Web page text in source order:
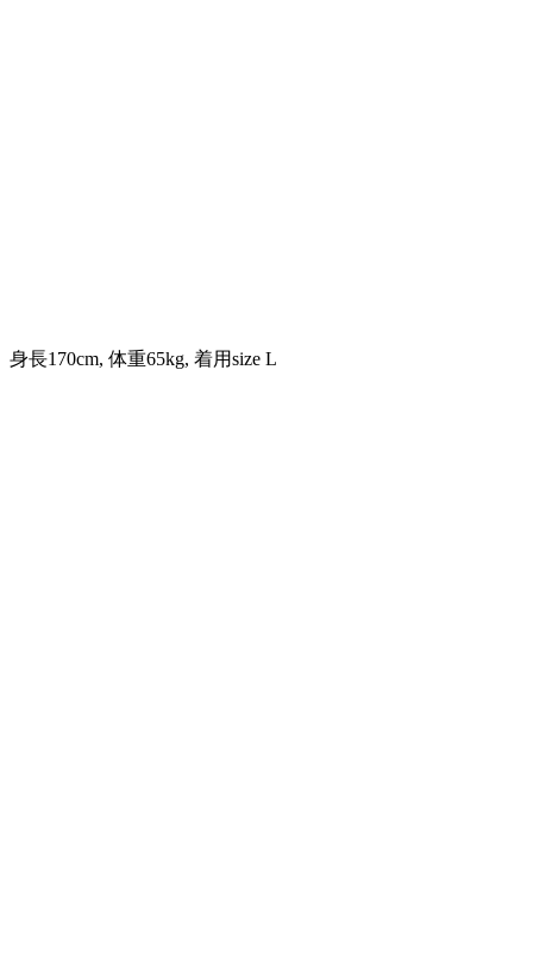
身長170cm, 体重65kg, 着用size L